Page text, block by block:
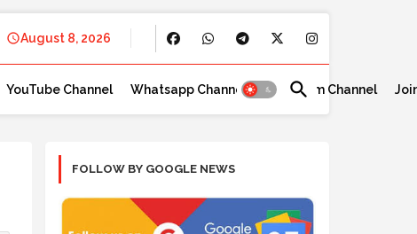
August 8, 2026
YouTube Channel Whatsapp Channel Telegram Channel
FOLLOW BY GOOGLE NEWS